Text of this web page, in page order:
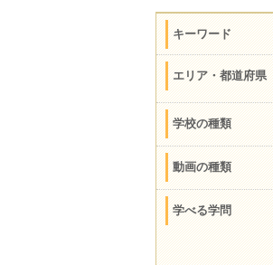
キーワード
エリア・都道府県
学校の種類
動画の種類
学べる学問